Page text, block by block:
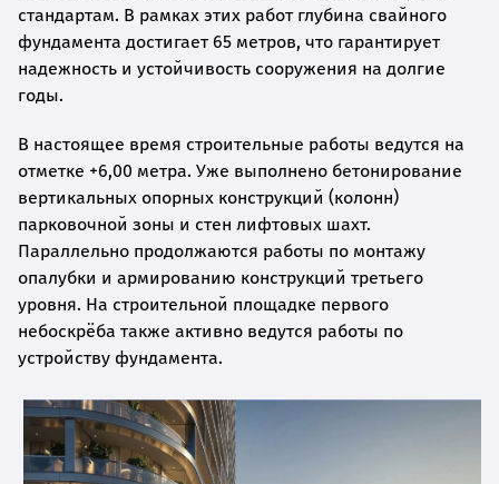
стандартам. В рамках этих работ глубина свайного
фундамента достигает 65 метров, что гарантирует
надежность и устойчивость сооружения на долгие
годы.
В настоящее время строительные работы ведутся на
отметке +6,00 метра. Уже выполнено бетонирование
вертикальных опорных конструкций (колонн)
парковочной зоны и стен лифтовых шахт.
Параллельно продолжаются работы по монтажу
опалубки и армированию конструкций третьего
уровня. На строительной площадке первого
небоскрёба также активно ведутся работы по
устройству фундамента.